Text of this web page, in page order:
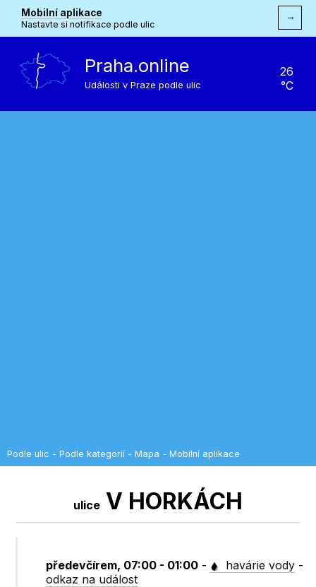
Mobilní aplikace
Nastavte si notifikace podle ulic
→
Praha.online
Události v Praze podle ulic
26
°C
Podle ulic - Podle kategorií - Mapa - Mobilní aplikace
ulice V HORKÁCH
předevčírem, 07:00 - 01:00 - havárie vody -
odkaz na událost